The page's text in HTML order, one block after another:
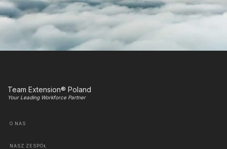
Team Extension® Poland
Your Leading Workforce Partner
O NAS
NASZ ZESPÓŁ